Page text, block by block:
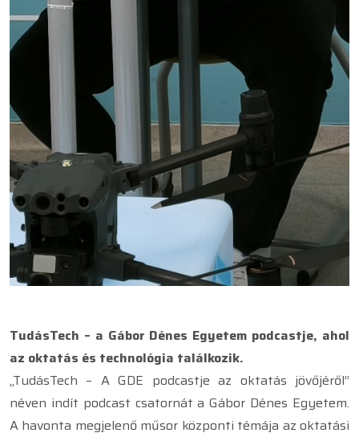
TudásTech – a Gábor Dénes Egyetem podcastje, ahol
az oktatás és technológia találkozik.
„TudásTech – A GDE podcastje az oktatás jövőjéről”
néven indít podcast csatornát a Gábor Dénes Egyetem.
A havonta megjelenő műsor központi témája az oktatási